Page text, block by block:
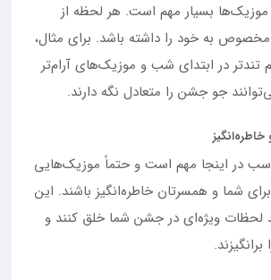
موزیک‌ها بسیار مهم است. هر لحظه از
به خود را داشته باشد. برای مثال،
تندتر در ابتدای شب و موزیک‌های آرام‌تر
جو جشن را متعادل نگه دارند.
انگیز
در اینجا مهم است و حتماً موزیک‌هایی
شما و همسرتان خاطره‌انگیز باشند. این
لحظات ویژه‌ای در جشن شما خلق کنند و